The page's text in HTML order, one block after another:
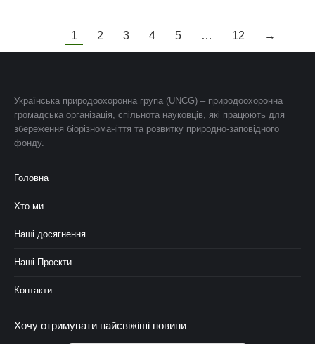
1 2 3 4 5 … 12 →
Українська природоохоронна група (UNCG) – природоохоронна
громадська організація, спільнота науковців, які працюють для
збереження біорізноманіття та розвитку природно-заповідного
фонду.
Головна
Хто ми
Наші досягнення
Наші Проєкти
Контакти
Хочу отримувати найсвіжіші новини